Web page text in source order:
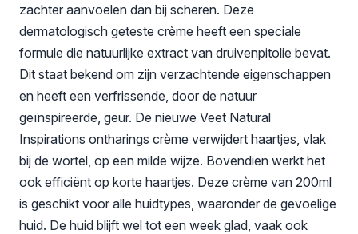
zachter aanvoelen dan bij scheren. Deze
dermatologisch geteste crème heeft een speciale
formule die natuurlijke extract van druivenpitolie bevat.
Dit staat bekend om zijn verzachtende eigenschappen
en heeft een verfrissende, door de natuur
geïnspireerde, geur. De nieuwe Veet Natural
Inspirations ontharings crème verwijdert haartjes, vlak
bij de wortel, op een milde wijze. Bovendien werkt het
ook efficiënt op korte haartjes. Deze crème van 200ml
is geschikt voor alle huidtypes, waaronder de gevoelige
huid. De huid blijft wel tot een week glad, vaak ook